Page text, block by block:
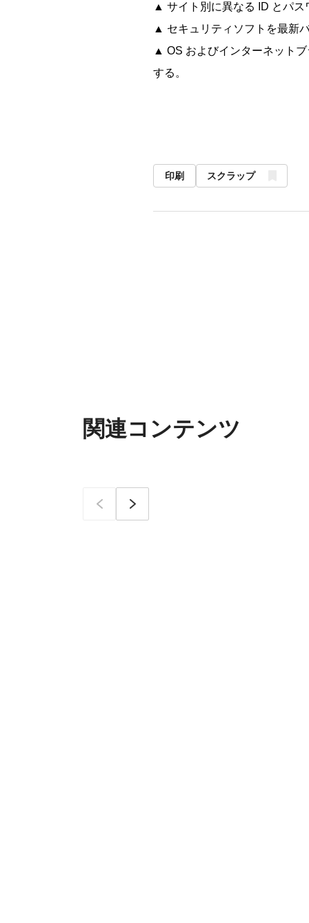
▲ サイト別に異なる ID とパ
▲ セキュリティソフトを最新
▲ OS およびインターネット
する。
印刷 スクラップ
関連コンテンツ
이전 次へ